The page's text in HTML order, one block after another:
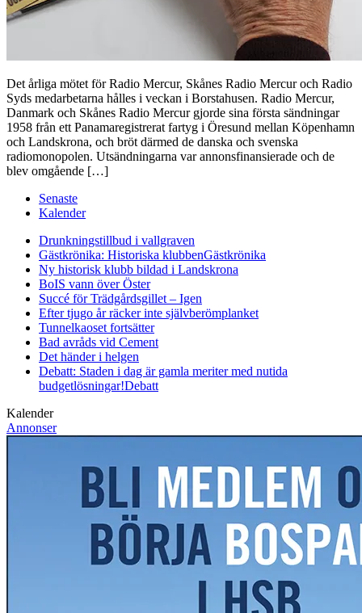
Det årliga mötet för Radio Mercur, Skånes Radio Mercur och Radio
Syds medarbetarna hålles i veckan i Borstahusen. Radio Mercur,
Danmark och Skånes Radio Mercur gjorde sina första sändningar
1958 från ett Panamaregistrerat fartyg i Öresund mellan Köpenhamn
och Landskrona, och bröt därmed de danska och svenska
radiomonopolen. Utsändningarna var annonsfinansierade och de
blev omgående […]
Senaste
Kalender
Drunkningstillbud i vallgraven
Gästkrönika: Historiska klubbenGästkrönika
Ny historisk klubb bildad i Landskrona
BoIS vann över Öster
Succé för Trädgårdsgillet – Igen
Efter tjugo år räcker inte självberömplanket
Tunnelkaoset fortsätter
Bad avråds vid Cement
Det händer i helgen
Debatt: Staden i dag är gamla meriter med nutida
budgetlösningar!Debatt
Kalender
Annonser